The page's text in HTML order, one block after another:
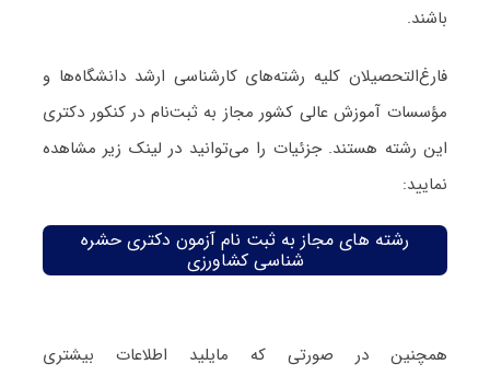
باشند.
فارغ‌‌التحصیلان کلیه رشته‌های کارشناسی ارشد دانشگاه‌ها و
مؤسسات آموزش عالی کشور مجاز به ثبت‌نام در کنکور دکتری
این رشته هستند. جزئیات را می‌توانید در لینک زیر مشاهده
نمایید:
رشته های مجاز به ثبت نام آزمون دکتری حشره‌
شناسی کشاورزی
همچنین در صورتی که مایلید اطلاعات بیشتری